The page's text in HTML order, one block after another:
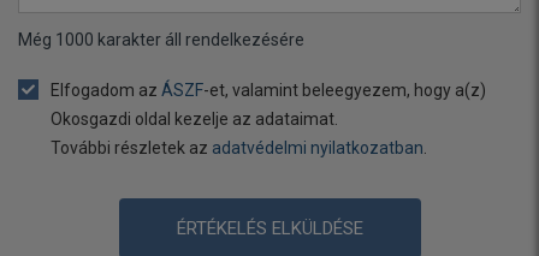
Még 1000 karakter áll rendelkezésére
Elfogadom az ÁSZF-et, valamint beleegyezem, hogy a(z)
Okosgazdi oldal kezelje az adataimat.
További részletek az adatvédelmi nyilatkozatban
ÉRTÉKELÉS ELKÜLDÉSE